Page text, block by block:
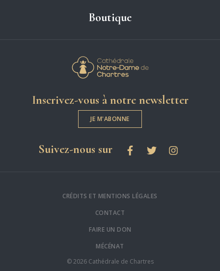
Boutique
Inscrivez-vous à notre newsletter
JE M'ABONNE
Suivez-nous surles réseaux sociaux
FacebookTwitterInstagram
CRÉDITS ET MENTIONS LÉGALES
CONTACT
FAIRE UN DON
MÉCÉNAT
© 2026 Cathédrale de Chartres